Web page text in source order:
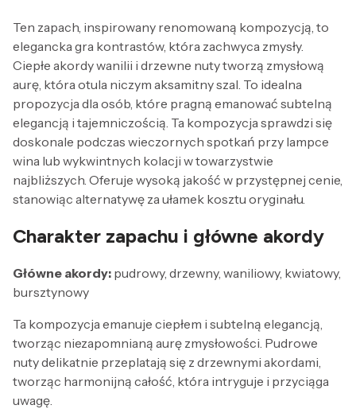
Ten zapach, inspirowany renomowaną kompozycją, to
elegancka gra kontrastów, która zachwyca zmysły.
Ciepłe akordy wanilii i drzewne nuty tworzą zmysłową
aurę, która otula niczym aksamitny szal. To idealna
propozycja dla osób, które pragną emanować subtelną
elegancją i tajemniczością. Ta kompozycja sprawdzi się
doskonale podczas wieczornych spotkań przy lampce
wina lub wykwintnych kolacji w towarzystwie
najbliższych. Oferuje wysoką jakość w przystępnej cenie,
stanowiąc alternatywę za ułamek kosztu oryginału.
Charakter zapachu i główne akordy
Główne akordy: pudrowy, drzewny, waniliowy, kwiatowy,
bursztynowy
Ta kompozycja emanuje ciepłem i subtelną elegancją,
tworząc niezapomnianą aurę zmysłowości. Pudrowe
nuty delikatnie przeplatają się z drzewnymi akordami,
tworząc harmonijną całość, która intryguje i przyciąga
uwagę.